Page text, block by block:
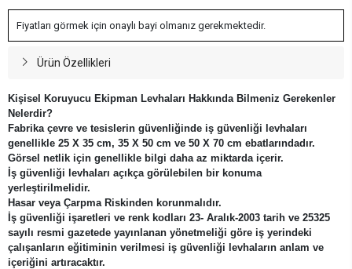
Fiyatları görmek için onaylı bayi olmanız gerekmektedir.
Ürün Özellikleri
Kişisel Koruyucu Ekipman Levhaları Hakkında Bilmeniz Gerekenler
Nelerdir?
Fabrika çevre ve tesislerin güvenliğinde iş güvenliği levhaları
genellikle 25 X 35 cm, 35 X 50 cm ve 50 X 70 cm ebatlarındadır.
Görsel netlik için genellikle bilgi daha az miktarda içerir.
İş güvenliği levhaları açıkça görülebilen bir konuma
yerleştirilmelidir.
Hasar veya Çarpma Riskinden korunmalıdır.
İş güvenliği işaretleri ve renk kodları 23- Aralık-2003 tarih ve 25325
sayılı resmi gazetede yayınlanan yönetmeliği göre iş yerindeki
çalışanların eğitiminin verilmesi iş güvenliği levhaların anlam ve
içeriğini artıracaktır.